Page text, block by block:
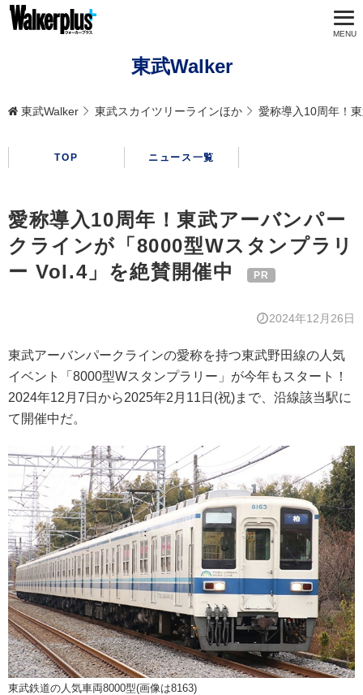
東武Walker
東武Walker 東武スカイツリーラインほか 愛称導入10周年！
TOP ニュース一覧
愛称導入10周年！東武アーバンパー
クラインが「8000型Wスタンプラリ
ー Vol.4」を絶賛開催中
2024年12月26日
東武アーバンパークラインの愛称を持つ東武野田線の人気
イベント「8000型Wスタンプラリー」が今年もスタート！
2024年12月7日から2025年2月11日(祝)まで、沿線該当駅に
て開催中だ。
東武鉄道の人気車両8000型(画像は8163)